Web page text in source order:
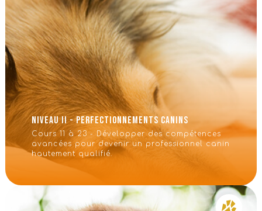
Niveau II - Perfectionnements Canins
Cours 11 à 23 - Développer des compétences
avancées pour devenir un professionnel canin
hautement qualifié.